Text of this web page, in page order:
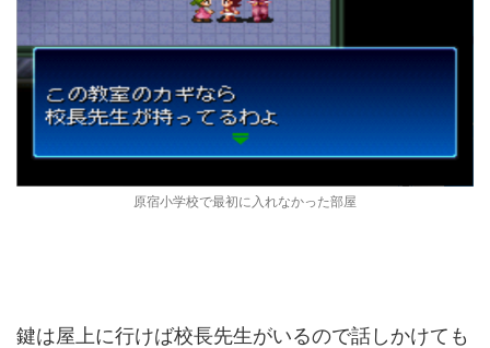
原宿小学校で最初に入れなかった部屋
鍵は屋上に行けば校長先生がいるので話しかけても